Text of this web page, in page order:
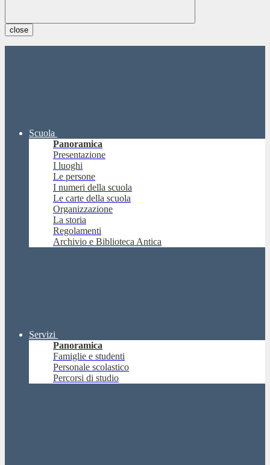
close
Scuola
Panoramica
Presentazione
I luoghi
Le persone
I numeri della scuola
Le carte della scuola
Organizzazione
La storia
Regolamenti
Archivio e Biblioteca Antica
Servizi
Panoramica
Famiglie e studenti
Personale scolastico
Percorsi di studio